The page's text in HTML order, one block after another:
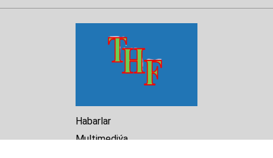
Habarlar
Multimediýa